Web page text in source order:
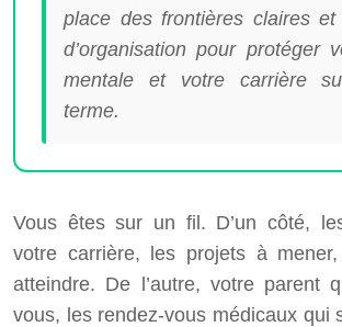
place des frontières claires
d’organisation pour protéger
mentale et votre carrière
terme.
Vous êtes sur un fil. D’un côté,
votre carrière, les projets à
atteindre. De l’autre, votre parent
vous, les rendez-vous médicaux qui